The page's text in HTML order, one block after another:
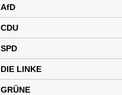
AfD
CDU
SPD
DIE LINKE
GRÜNE